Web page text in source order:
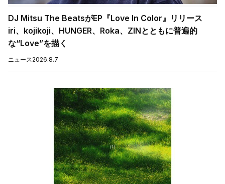
DJ Mitsu The BeatsがEP『Love In Color』リリース
iri、kojikoji、HUNGER、Roka、ZINとともに普遍的
な“Love”を描く
ニュース2026.8.7